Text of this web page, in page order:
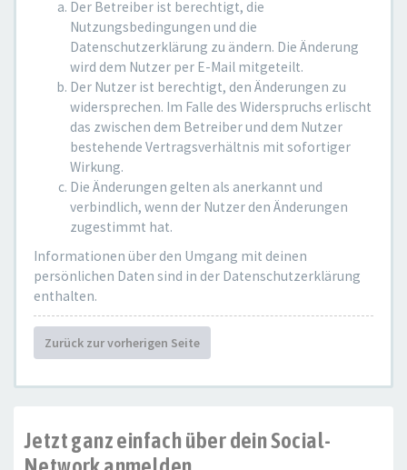
Der Betreiber ist berechtigt, die
Nutzungsbedingungen und die
Datenschutzerklärung zu ändern. Die Änderung
wird dem Nutzer per E-Mail mitgeteilt.
Der Nutzer ist berechtigt, den Änderungen zu
widersprechen. Im Falle des Widerspruchs erlischt
das zwischen dem Betreiber und dem Nutzer
bestehende Vertragsverhältnis mit sofortiger
Wirkung.
Die Änderungen gelten als anerkannt und
verbindlich, wenn der Nutzer den Änderungen
zugestimmt hat.
Informationen über den Umgang mit deinen
persönlichen Daten sind in der Datenschutzerklärung
enthalten.
Zurück zur vorherigen Seite
Jetzt ganz einfach über dein Social-